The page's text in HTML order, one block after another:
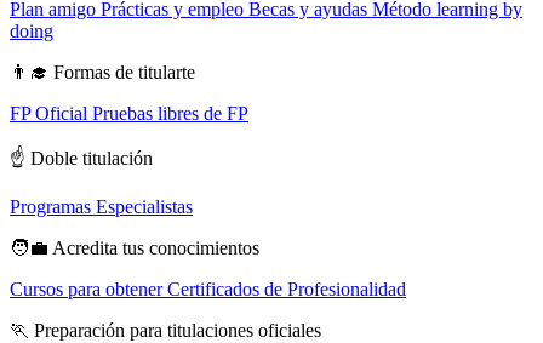
Plan amigo Prácticas y empleo Becas y ayudas Método learning by
doing
👨‍🎓 Formas de titularte
FP Oficial Pruebas libres de FP
☝️ Doble titulación
Programas Especialistas
🧑‍💼 Acredita tus conocimientos
Cursos para obtener Certificados de Profesionalidad
🏃 Preparación para titulaciones oficiales